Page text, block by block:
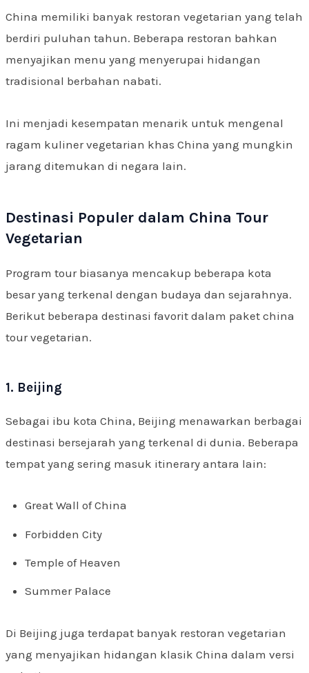
China memiliki banyak restoran vegetarian yang telah
berdiri puluhan tahun. Beberapa restoran bahkan
menyajikan menu yang menyerupai hidangan
tradisional berbahan nabati.
Ini menjadi kesempatan menarik untuk mengenal
ragam kuliner vegetarian khas China yang mungkin
jarang ditemukan di negara lain.
Destinasi Populer dalam China Tour
Vegetarian
Program tour biasanya mencakup beberapa kota
besar yang terkenal dengan budaya dan sejarahnya.
Berikut beberapa destinasi favorit dalam paket china
tour vegetarian.
1. Beijing
Sebagai ibu kota China, Beijing menawarkan berbagai
destinasi bersejarah yang terkenal di dunia. Beberapa
tempat yang sering masuk itinerary antara lain:
Great Wall of China
Forbidden City
Temple of Heaven
Summer Palace
Di Beijing juga terdapat banyak restoran vegetarian
yang menyajikan hidangan klasik China dalam versi